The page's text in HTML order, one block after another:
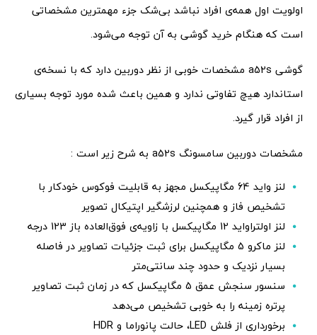
اولویت اول همه‌ی افراد نباشد بی‌شک جزء مهمترین‌ مشخصاتی
است که هنگام خرید گوشی به آن توجه می‌شود.
گوشی a52s مشخصات خوبی از نظر دوربین دارد که با نسخه‌ی
استاندارد هیچ تفاوتی ندارد و همین باعث شده مورد توجه بسیاری
از افراد قرار گیرد.
مشخصات دوربین سامسونگ a52s به شرح زیر است :
لنز واید 64 مگاپیکسل مجهز به قابلیت فوکوس خودکار با
تشخیص فاز و همچنین لرزشگیر اپتیکال تصویر
لنز اولتراواید 12 مگاپیکسل با زاویه‌ی فوق‌العاده باز 123 درجه
لنز ماکرو 5 مگاپیکسل برای ثبت جزئیات تصاویر در فاصله‌
بسیار نزدیک و حدود چند سانتی‌متر
سنسور سنجش عمق 5 مگاپیکسل که در زمان ثبت تصاویر
پرتره زمینه را به خوبی تشخیص می‌دهد
برخورداری از فلش LED، حالت پانوراما و HDR